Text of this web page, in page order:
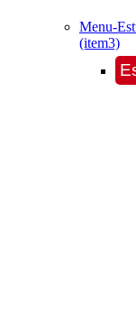
Menu-
(item3)